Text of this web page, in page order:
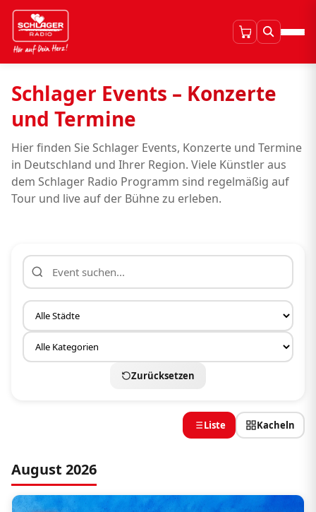
Schlager Events – Konzerte
und Termine
Hier finden Sie Schlager Events, Konzerte und Termine
in Deutschland und Ihrer Region. Viele Künstler aus
dem Schlager Radio Programm sind regelmäßig auf
Tour und live auf der Bühne zu erleben.
Zurücksetzen
Liste Kacheln
August 2026